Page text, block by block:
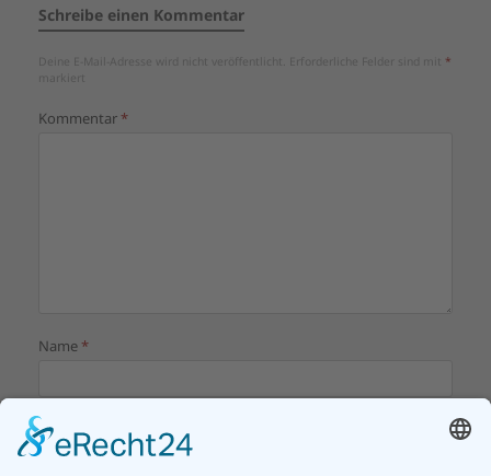
Schreibe einen Kommentar
Deine E-Mail-Adresse wird nicht veröffentlicht. Erforderliche Felder sind mit *
markiert
Kommentar*
Name*
E-Mail-Adresse